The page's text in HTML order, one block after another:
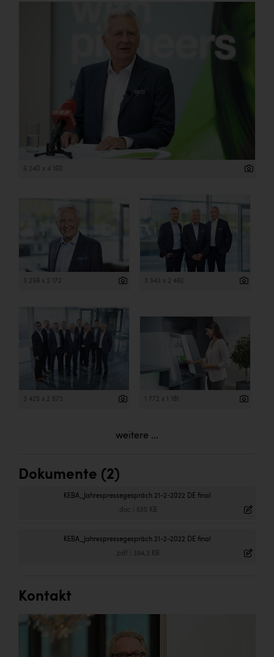
6 240 x 4 160
3 258 x 2 172 3 543 x 2 482
3 425 x 2 573 1 772 x 1 181
weitere ...
Dokumente (2)
KEBA_Jahrespressegespräch 21-2-2022 DE final
.doc 535 KB
KEBA_Jahrespressegespräch 21-2-2022 DE final
.pdf 394,3 KB
Kontakt